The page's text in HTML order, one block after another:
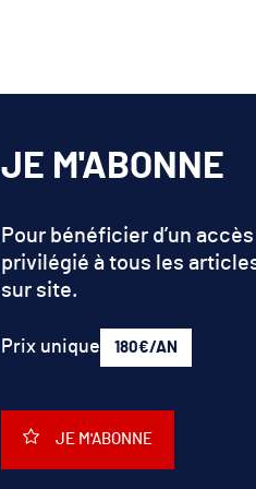
JE M'ABONNE
Pour bénéficier d’un accès
privilégié à tous les
sur site.
Prix unique 180€/AN
JE M'ABONNE